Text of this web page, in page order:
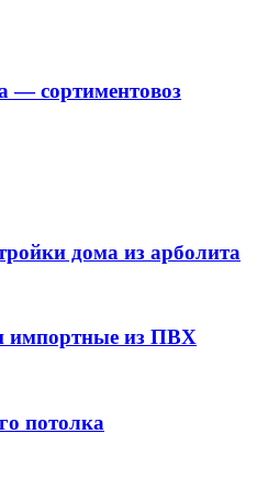
— сортиментовоз
дома из арболита
импортные из ПВХ
потолка